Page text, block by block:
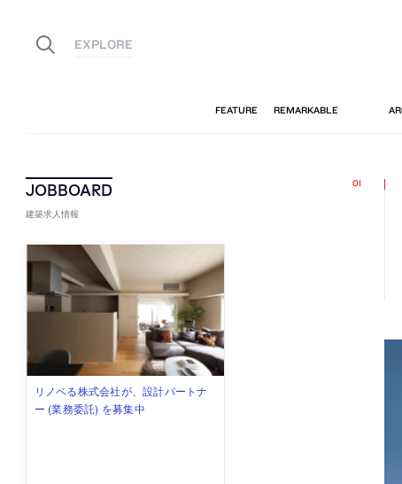
建築求人情報
佐々木慧が主宰する「axonometric株
式会社」が、設計スタッフ（経験
古民家を軸に全国で“価値循環の仕組
み”を作り、リモートワーク主体の働
リノベる株式会社が、設計パートナ
ー (業務委託) を募集中
社会への影響力のある建築を手掛
け、スタッフ同士で助け合う環境づ
代官山を拠点に活動する「梅澤竜也 /
ALA INC.」が、設計スタッフ・アル